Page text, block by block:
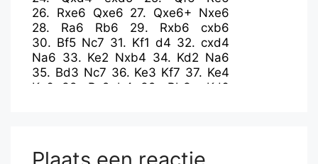
26. Rxe6 Qxe6 27. Qxe6+ Nxe6
28. Ra6 Rb6 29. Rxb6
cxb6
30. Bf5 Nc7 31. Kf1 d4 32. cxd4
Na6 33. Ke2 Nxb4 34. Kd2 Na6
35. Bd3 Nc7 36. Ke3 Kf7 37. Ke4
Ke6
38. Bc2 b4 39. Bb3+
Kd6